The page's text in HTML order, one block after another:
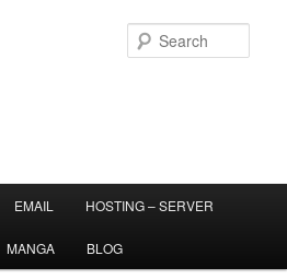
EMAIL HOSTING – SERVER
MANGA BLOG